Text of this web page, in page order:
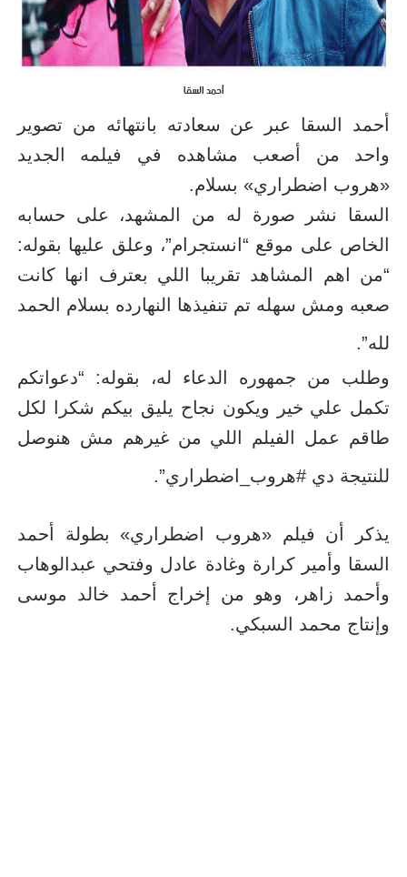
أحمد السقا
أحمد السقا عبر
عن سعادته بانتهائه من تصوير
واحد من أصعب مشاهده في فيلمه الجديد
«هروب اضطراري» بسلام.
السقا نشر صورة له من المشهد، على حسابه
الخاص على موقع “انستجرام”، وعلق عليها بقوله:
“من اهم المشاهد تقريبا اللي بعترف انها كانت
صعبه ومش سهله تم تنفيذها النهارده بسلام الحمد
لله”.
وطلب من جمهوره الدعاء له، بقوله: “دعواتكم
تكمل علي خير ويكون نجاح يليق بيكم شكرا لكل
طاقم عمل الفيلم اللي من غيرهم مش هنوصل
للنتيجة دي #هروب_اضطراري”.
يذكر أن فيلم «هروب اضطراري» بطولة أحمد
السقا وأمير كرارة وغادة عادل وفتحي عبدالوهاب
وأحمد زاهر، وهو من إخراج أحمد خالد موسى
وإنتاج محمد السبكي.